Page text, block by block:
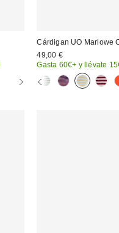
Cárdigan UO Marlowe
49,00 €
Gasta 60€+ y llévate